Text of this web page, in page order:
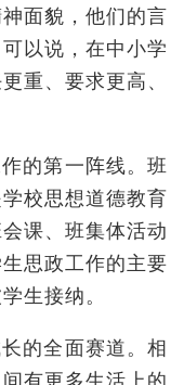
面貌，他们的言
以说，在中小学
重、要求更高、
的第一阵线。班
校思想道德教育
课、班集体活动
思政工作的主要
生接纳。
的全面赛道。相
有更多生活上的